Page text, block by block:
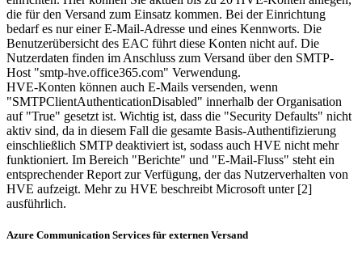
die für den Versand zum Einsatz kommen. Bei der Einrichtung
bedarf es nur einer E-Mail-Adresse und eines Kennworts. Die
Benutzerübersicht des EAC führt diese Konten nicht auf. Die
Nutzerdaten finden im Anschluss zum Versand über den SMTP-
Host "smtp-hve.office365.com" Verwendung.
HVE-Konten können auch E-Mails versenden, wenn
"SMTPClientAuthenticationDisabled" innerhalb der Organisation
auf "True" gesetzt ist. Wichtig ist, dass die "Security Defaults" nicht
aktiv sind, da in diesem Fall die gesamte Basis-Authentifizierung
einschließlich SMTP deaktiviert ist, sodass auch HVE nicht mehr
funktioniert. Im Bereich "Berichte" und "E-Mail-Fluss" steht ein
entsprechender Report zur Verfügung, der das Nutzerverhalten von
HVE aufzeigt. Mehr zu HVE beschreibt Microsoft unter [2]
ausführlich.
Azure Communication Services für externen Versand